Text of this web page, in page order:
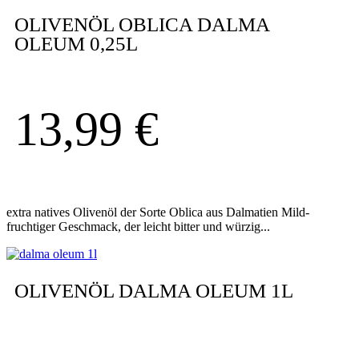
OLIVENÖL OBLICA DALMA
OLEUM 0,25L
13,99 €
extra natives Olivenöl der Sorte Oblica aus Dalmatien Mild-
fruchtiger Geschmack, der leicht bitter und würzig...
OLIVENÖL DALMA OLEUM 1L